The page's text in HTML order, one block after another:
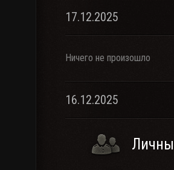
17.12.2025
Ничего не произошло
16.12.2025